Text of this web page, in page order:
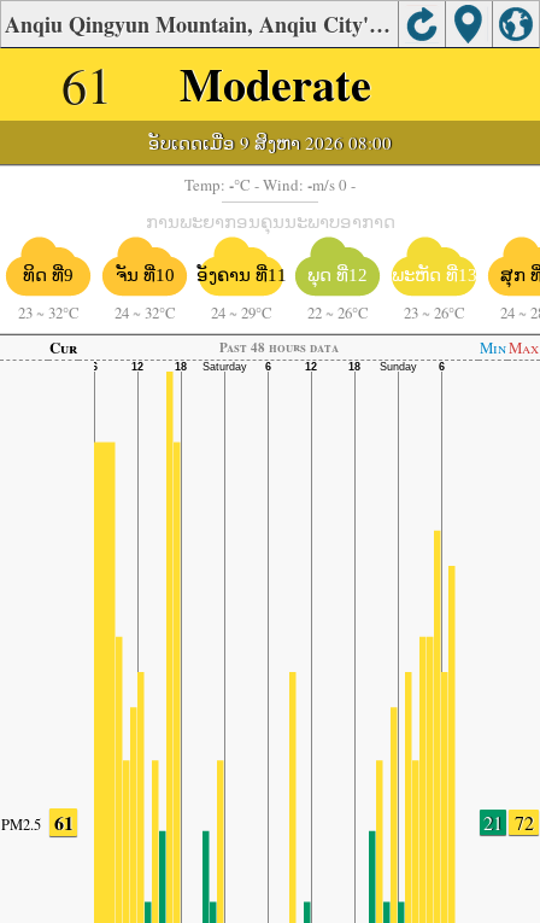
Anqiu Qingyun Mountain, Anqiu City's Air Quality
61 Moderate
ອັບເດດເມື່ອ 9 ສິງຫາ 2026 08:00
Temp: -°C - Wind: -m/s 0 -
ການພະຍາກອນຄຸນນະພາບອາກາດ
ທິດ ທີ່9
23 ~ 32°C
ຈັນ ທີ່10
24 ~ 32°C
ອັງຄານ ທີ່11
24 ~ 29°C
ພຸດ ທີ່12
22 ~ 26°C
ພະຫັດ ທີ່13
23 ~ 26°C
ສຸກ
24 ~
Cur
Past 48 hours data MinMax
PM2.5 61 21 72